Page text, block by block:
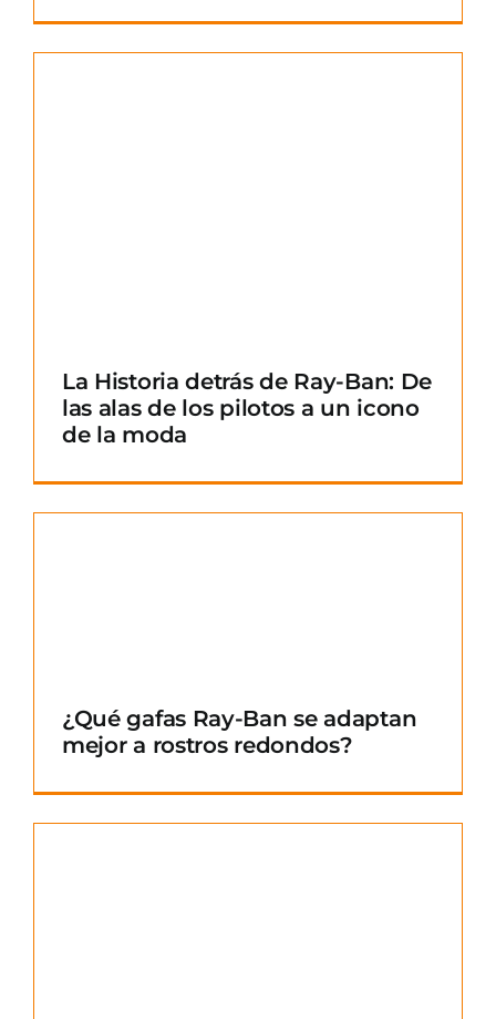
La Historia detrás de Ray-Ban: De
las alas de los pilotos a un icono
de la moda
¿Qué gafas Ray-Ban se adaptan
mejor a rostros redondos?